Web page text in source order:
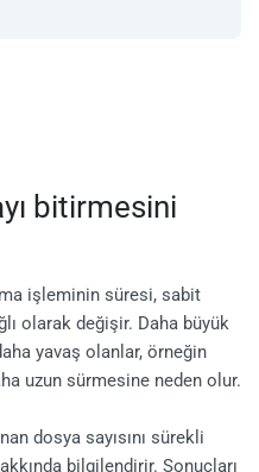
bitirmesini
işleminin süresi, sabit
olarak değişir. Daha büyük
yavaş olanlar, örneğin
uzun sürmesine neden olur.
dosya sayısını sürekli
bilgilendirir. Sonuçları